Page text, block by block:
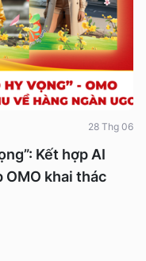
Kết hợp AI
OMO khai thác
28 Thg 06